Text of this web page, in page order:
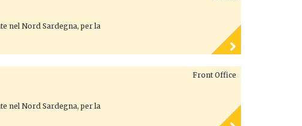
nel Nord Sardegna, per la
Front Office
nel Nord Sardegna, per la